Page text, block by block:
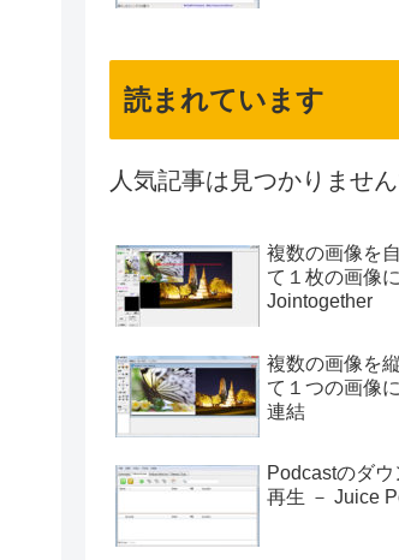
読まれています
人気記事は見つかりません
複数の画像を
て１枚の画像
Jointogether
複数の画像を
て１つの画像
連結
Podcastのダウ
再生 － Juice